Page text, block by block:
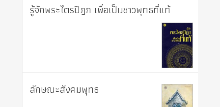
รู้จักพระไตรปิฎก เพื่อเป็นชาวพุทธที่แท้
ลักษณะสังคมพุทธ